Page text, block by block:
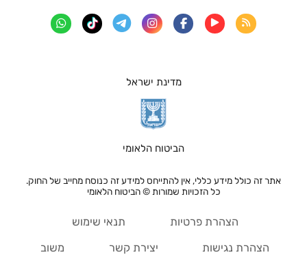
מדינת ישראל
הביטוח הלאומי
אתר זה כולל מידע כללי, אין להתייחס למידע זה כנוסח מחייב של החוק.
כל הזכויות שמורות © הביטוח הלאומי
הצהרת פרטיות תנאי שימוש
הצהרת נגישות יצירת קשר משוב